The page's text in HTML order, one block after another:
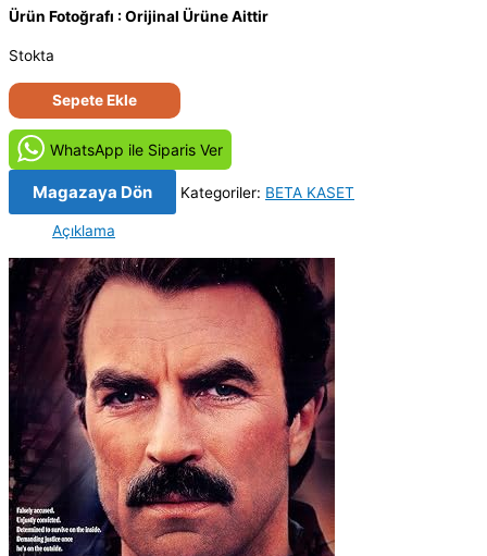
Ürün Fotoğrafı : Orijinal Ürüne Aittir
Stokta
Suçsuz
Bir
Adam
-
Innocent
(1989)
Orijinal
BETA
Video
Film
Sepete Ekle
WhatsApp ile Siparis Ver
Magazaya Dön Kategoriler: BETA KASET
Açıklama